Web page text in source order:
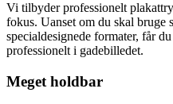
Vi tilbyder professionelt
fokus. Uanset om du skal bruge
specialdesignede formater, får
professionelt i gadebilledet.
Meget holdbar